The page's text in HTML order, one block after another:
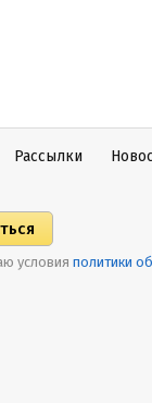
Рассылки
условия политики